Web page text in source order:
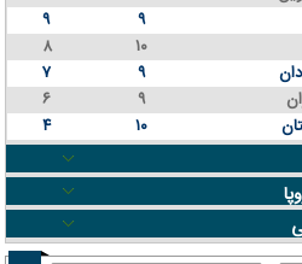
۹
۹
۱۰
۸
۹
۷
۹
۶
۱۰ ۴